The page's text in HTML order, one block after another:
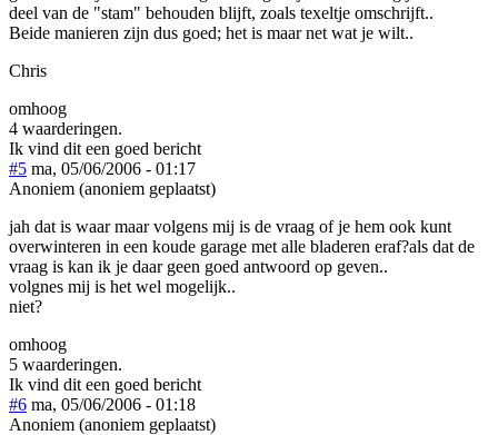
deel van de "stam" behouden blijft, zoals texeltje omschrijft..
Beide manieren zijn dus goed; het is maar net wat je wilt..
Chris
omhoog
4 waarderingen.
Ik vind dit een goed bericht
#5 ma, 05/06/2006 - 01:17
Anoniem (anoniem geplaatst)
jah dat is waar maar volgens mij is de vraag of je hem ook kunt
overwinteren in een koude garage met alle bladeren eraf?als dat de
vraag is kan ik je daar geen goed antwoord op geven..
volgnes mij is het wel mogelijk..
niet?
omhoog
5 waarderingen.
Ik vind dit een goed bericht
#6 ma, 05/06/2006 - 01:18
Anoniem (anoniem geplaatst)